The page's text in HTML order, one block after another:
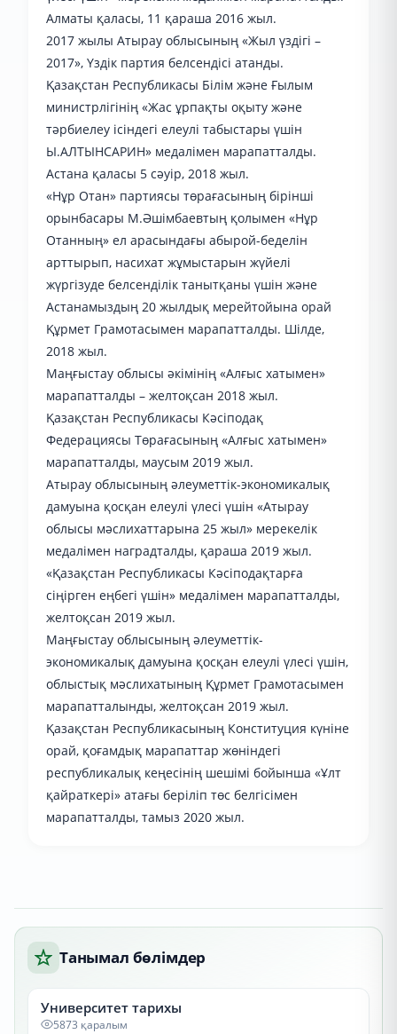
Алматы қаласы, 11 қараша 2016 жыл.
2017 жылы Атырау облысының «Жыл үздігі –
2017», Үздік партия белсендісі атанды.
Қазақстан Республикасы Білім және Ғылым
министрлігінің «Жас ұрпақты оқыту және
тәрбиелеу ісіндегі елеулі табыстары үшін
Ы.АЛТЫНСАРИН» медалімен марапатталды.
Астана қаласы 5 сәуір, 2018 жыл.
«Нұр Отан» партиясы төрағасының бірінші
орынбасары М.Әшімбаевтың қолымен «Нұр
Отанның» ел арасындағы абырой-беделін
арттырып, насихат жұмыстарын жүйелі
жүргізуде белсенділік танытқаны үшін және
Астанамыздың 20 жылдық мерейтойына орай
Құрмет Грамотасымен марапатталды. Шілде,
2018 жыл.
Маңғыстау облысы әкімінің «Алғыс хатымен»
марапатталды – желтоқсан 2018 жыл.
Қазақстан Республикасы Кәсіподақ
Федерациясы Төрағасының «Алғыс хатымен»
марапатталды, маусым 2019 жыл.
Атырау облысының әлеуметтік-экономикалық
дамуына қосқан елеулі үлесі үшін «Атырау
облысы мәслихаттарына 25 жыл» мерекелік
медалімен наградталды, қараша 2019 жыл.
«Қазақстан Республикасы Кәсіподақтарға
сіңірген еңбегі үшін» медалімен марапатталды,
желтоқсан 2019 жыл.
Маңғыстау облысының әлеуметтік-
экономикалық дамуына қосқан елеулі үлесі үшін,
облыстық мәслихатының Құрмет Грамотасымен
марапатталынды, желтоқсан 2019 жыл.
Қазақстан Республикасының Конституция күніне
орай, қоғамдық марапаттар жөніндегі
республикалық кеңесінің шешімі бойынша «Ұлт
қайраткері» атағы беріліп төс белгісімен
марапатталды, тамыз 2020 жыл.
Танымал бөлімдер
Университет тарихы
5873 қаралым